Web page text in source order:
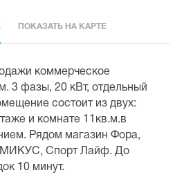
ПОКАЗАТЬ НА КАРТЕ
коммерческое
3 фазы, 20 кВт, отдельный
состоит из двух:
и комнате 11кв.м.в
Рядом магазин Фора,
Спорт Лайф. До
10 минут.